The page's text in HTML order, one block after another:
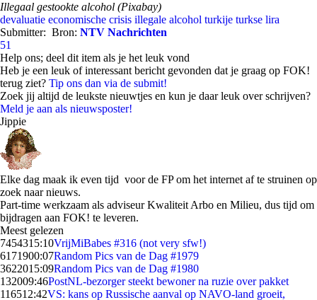
Illegaal gestookte alcohol (Pixabay)
devaluatie economische crisis illegale alcohol turkije turkse lira
Submitter: Bron: NTV Nachrichten
51
Help ons; deel dit item als je het leuk vond
Heb je een leuk of interessant bericht gevonden dat je graag op FOK!
terug ziet? Tip ons dan via de submit!
Zoek jij altijd de leukste nieuwtjes en kun je daar leuk over schrijven?
Meld je aan als nieuwsposter!
Jippie
Elke dag maak ik even tijd voor de FP om het internet af te struinen op
zoek naar nieuws.
Part-time werkzaam als adviseur Kwaliteit Arbo en Milieu, dus tijd om
bijdragen aan FOK! te leveren.
Meest gelezen
7454315:10VrijMiBabes #316 (not very sfw!)
6171900:07Random Pics van de Dag #1979
3622015:09Random Pics van de Dag #1980
132009:46PostNL-bezorger steekt bewoner na ruzie over pakket
116512:42VS: kans op Russische aanval op NAVO-land groeit,